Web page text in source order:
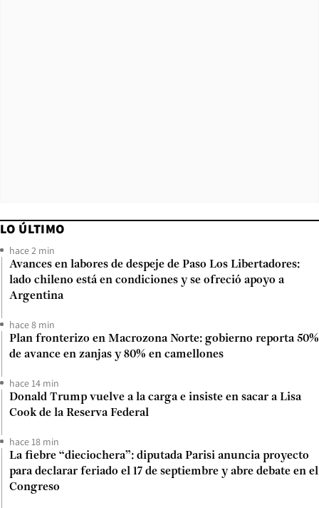
LO ÚLTIMO
hace 2 min
Avances en labores de despeje de Paso Los Libertadores:
lado chileno está en condiciones y se ofreció apoyo a
Argentina
hace 8 min
Plan fronterizo en Macrozona Norte: gobierno reporta 50%
de avance en zanjas y 80% en camellones
hace 14 min
Donald Trump vuelve a la carga e insiste en sacar a Lisa
Cook de la Reserva Federal
hace 18 min
La fiebre “dieciochera”: diputada Parisi anuncia proyecto
para declarar feriado el 17 de septiembre y abre debate en el
Congreso